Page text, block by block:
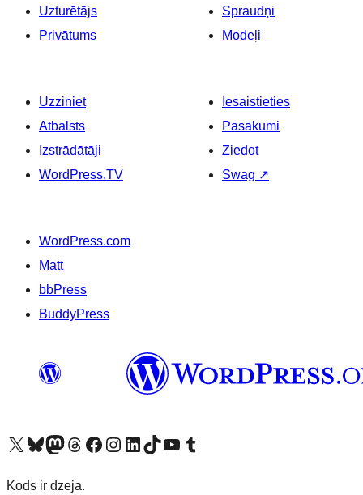
Uzturētājs
Privātums
Spraudņi
Modeļi
Uzziniet
Atbalsts
Izstrādātāji
WordPress.TV
Iesaistieties
Pasākumi
Ziedot
Swag ↗
WordPress.com
Matt
bbPress
BuddyPress
Apmeklējiet mūsu X (agrāk Twitter) kontu
Apmeklējiet mūsu Bluesky kontu
Apmeklējiet mūsu Mastodon kontu
Apmeklējiet mūsu Threads kontu
Apmeklējiet mūsu Facebook lapuApmeklējiet mūsu Instagram kontu
Apmeklējiet mūsu LinkedIn kontu
Apmeklējiet mūsu TikTok kontu
Apmeklējiet mūsu YouTube kanālu
Apmeklējiet mūsu Tumblr kontu
Kods ir dzeja.